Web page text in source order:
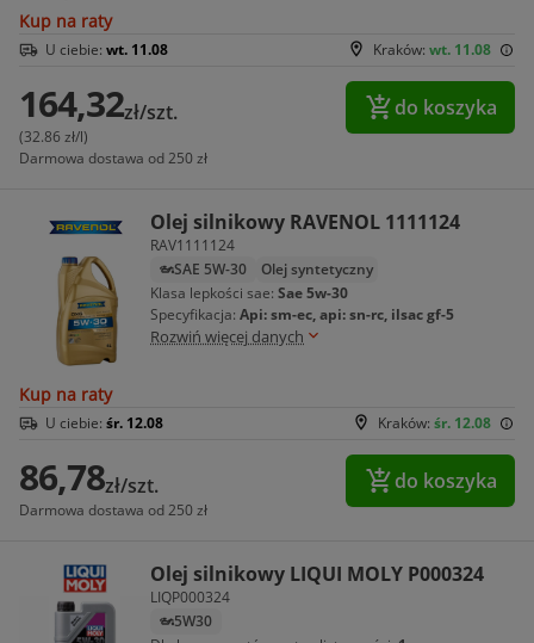
Kup na raty
Kraków: wt. 11.08
U ciebie: wt. 11.08
164,32zł/szt.
(32.86 zł/l)
Darmowa dostawa od 250 zł
do koszyka
Olej silnikowy RAVENOL 1111124
RAV1111124
SAE 5W-30
Olej syntetyczny
Klasa lepkości sae: Sae 5w-30
Specyfikacja: Api: sm-ec, api: sn-rc, ilsac gf-5
Rozwiń więcej danych
Kup na raty
Kraków: śr. 12.08
U ciebie: śr. 12.08
86,78zł/szt.
Darmowa dostawa od 250 zł
do koszyka
Olej silnikowy LIQUI MOLY P000324
LIQP000324
5W30